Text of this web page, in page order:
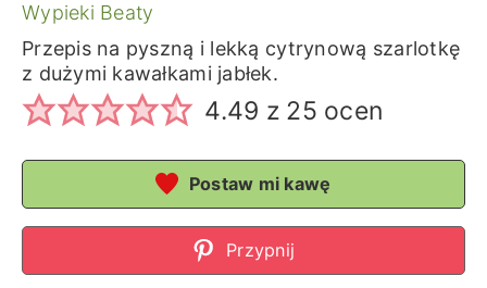
Wypieki Beaty
Przepis na pyszną i lekką cytrynową szarlotkę
z dużymi kawałkami jabłek.
4.49 z 25 ocen
Postaw mi kawę
Przypnij